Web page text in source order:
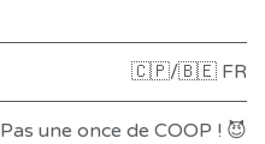
🇨🇵/🇧🇪 FR
Pas une once de COOP ! 😈